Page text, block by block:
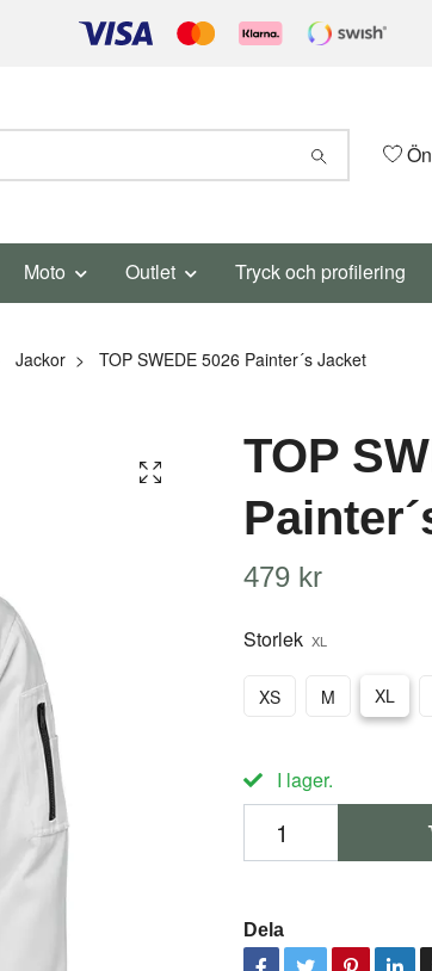
Moto Outlet Tryck och profilering
Jackor TOP SWEDE 5026 Painter´s Jacket
TOP
479 kr
Storlek XL
XS M XL
I lager.
Dela